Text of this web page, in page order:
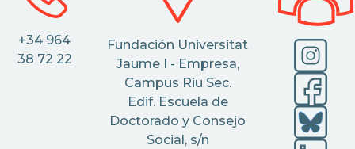
+34 964
38 72 22
Fundación Universitat
Jaume I - Empresa,
Campus Riu Sec.
Edif. Escuela de
Doctorado y Consejo
Social, s/n